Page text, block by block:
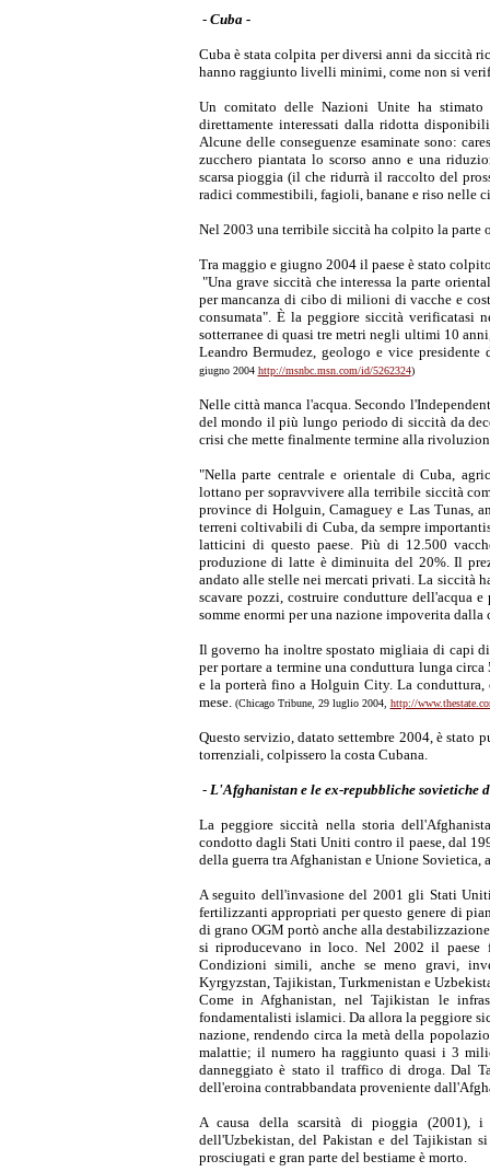
- Cuba -
Cuba è stata colpita per diversi anni da siccità
hanno raggiunto livelli minimi, come non si
Un comitato delle Nazioni Unite ha
direttamente interessati dalla ridotta
Alcune delle conseguenze esaminate sono:
zucchero piantata lo scorso anno e una
scarsa pioggia (il che ridurrà il raccolto del
radici commestibili, fagioli, banane e riso nelle
Nel 2003 una terribile siccità ha colpito la parte
Tra maggio e giugno 2004 il paese è stato
"Una grave siccità che interessa la parte
per mancanza di cibo di milioni di vacche e
consumata". È la peggiore siccità
sotterranee di quasi tre metri negli ultimi 10
Leandro Bermudez, geologo e vice
giugno 2004 http://msnbc.msn.com/id/5262324)
Nelle città manca l'acqua. Secondo
del mondo il più lungo periodo di siccità da
crisi che mette finalmente termine alla
"Nella parte centrale e orientale di Cuba,
lottano per sopravvivere alla terribile siccità
province di Holguin, Camaguey e Las Tunas,
terreni coltivabili di Cuba, da sempre
latticini di questo paese. Più di 12.500
produzione di latte è diminuita del 20%. Il
andato alle stelle nei mercati privati. La siccità
scavare pozzi, costruire condutture dell'acqua
somme enormi per una nazione impoverita
Il governo ha inoltre spostato migliaia di capi
per portare a termine una conduttura lunga
e la porterà fino a Holguin City. La
mese. (Chicago Tribune, 29 luglio 2004, http://
Questo servizio, datato settembre 2004, è
torrenziali, colpissero la costa Cubana.
- L'Afghanistan e le ex-repubbliche sovietiche
La peggiore siccità nella storia
condotto dagli Stati Uniti contro il paese, dal
della guerra tra Afghanistan e Unione Sovietica,
A seguito dell'invasione del 2001 gli Stati
fertilizzanti appropriati per questo genere di
di grano OGM portò anche alla
si riproducevano in loco. Nel 2002 il paese
Condizioni simili, anche se meno gravi,
Kyrgyzstan, Tajikistan, Turkmenistan e
Come in Afghanistan, nel Tajikistan le
fondamentalisti islamici. Da allora la peggiore
nazione, rendendo circa la metà della
malattie; il numero ha raggiunto quasi i 3
danneggiato è stato il traffico di droga. Dal
dell'eroina contrabbandata proveniente
A causa della scarsità di pioggia (2001),
dell'Uzbekistan, del Pakistan e del Tajikistan
prosciugati e gran parte del bestiame è morto.